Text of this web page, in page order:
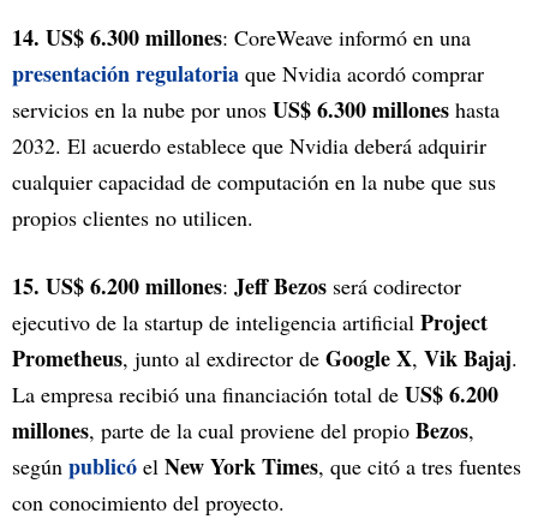
14. US$ 6.300 millones: CoreWeave informó en una
presentación regulatoria que Nvidia acordó comprar
servicios en la nube por unos US$ 6.300 millones hasta
2032. El acuerdo establece que Nvidia deberá adquirir
cualquier capacidad de computación en la nube que sus
propios clientes no utilicen.
15. US$ 6.200 millones: Jeff Bezos será codirector
ejecutivo de la startup de inteligencia artificial Project
Prometheus, junto al exdirector de Google X, Vik Bajaj.
La empresa recibió una financiación total de US$ 6.200
millones, parte de la cual proviene del propio Bezos,
según publicó el New York Times, que citó a tres fuentes
con conocimiento del proyecto.